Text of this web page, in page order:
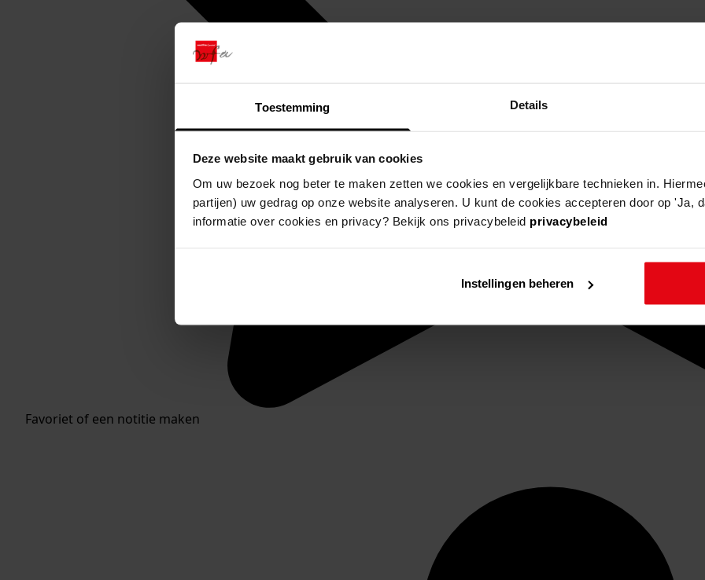
Toestemming Details
Deze website maakt gebruik van cookies
Om uw bezoek nog beter te maken zetten we cookies en vergelijkbare technieken in.
partijen) uw gedrag op onze website analyseren. U kunt de cookies accepteren door op 'Ja,
informatie over cookies en privacy? Bekijk ons privacybeleid privacybeleid
Instellingen beheren
Favoriet of een notitie maken